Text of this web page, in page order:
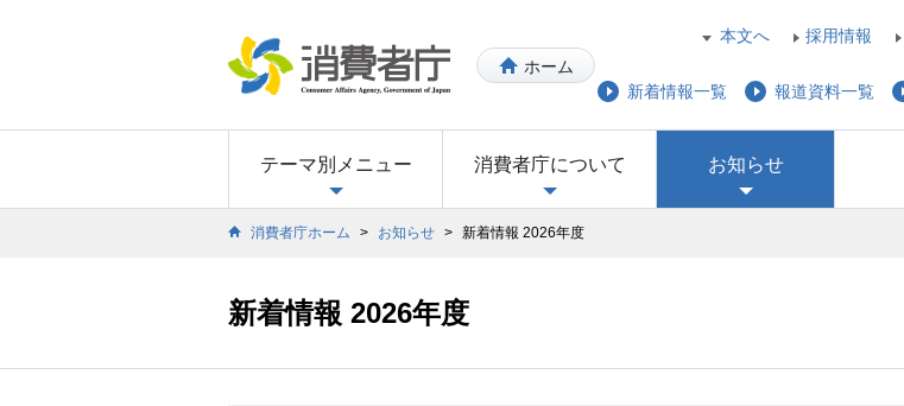
ホーム
本文へ 採用情報
新着情報一覧 報道資料一覧
テーマ別メニュー 消費者庁について お知らせ
消費者庁ホーム > お知らせ > 新着情報 2026年度
新着情報 2026年度